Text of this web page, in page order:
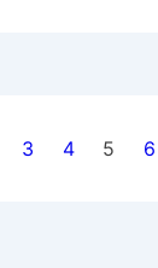
3 4 5 6